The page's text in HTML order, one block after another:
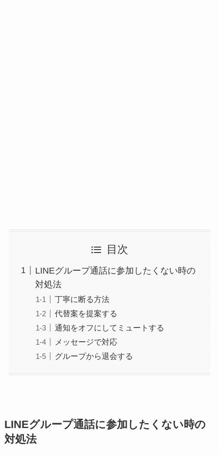
目次
LINEグループ通話に参加したくない時の
対処法
丁寧に断る方法
代替案を提案する
通知をオフにしてミュートする
メッセージで対応
グループから退会する
LINEグループ通話に参加したくない時の
対処法